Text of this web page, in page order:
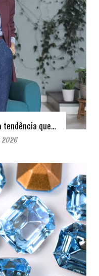
tendência que…